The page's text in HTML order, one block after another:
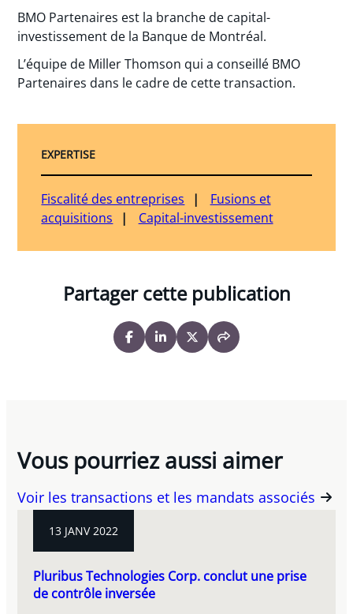
BMO Partenaires est la branche de capital-
investissement de la Banque de Montréal.
L’équipe de Miller Thomson qui a conseillé BMO
Partenaires dans le cadre de cette transaction.
EXPERTISE
Fiscalité des entreprises
Fusions et
acquisitions
Capital-investissement
Partager cette publication
Vous pourriez aussi aimer
Voir les transactions et les mandats associés
13 JANV 2022
Pluribus Technologies Corp. conclut une prise
de contrôle inversée